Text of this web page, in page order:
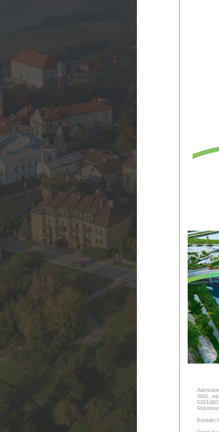
366),
Kontakt